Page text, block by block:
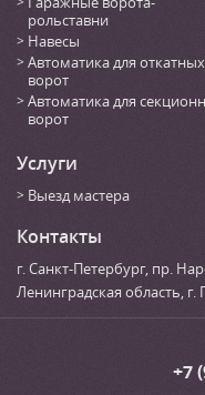
рольставни
Навесы
Автоматика для откатных
ворот
Автоматика для
ворот
Услуги
Выезд мастера
Контакты
г. Санкт-Петербург, пр.
Ленинградская область, г.
+7